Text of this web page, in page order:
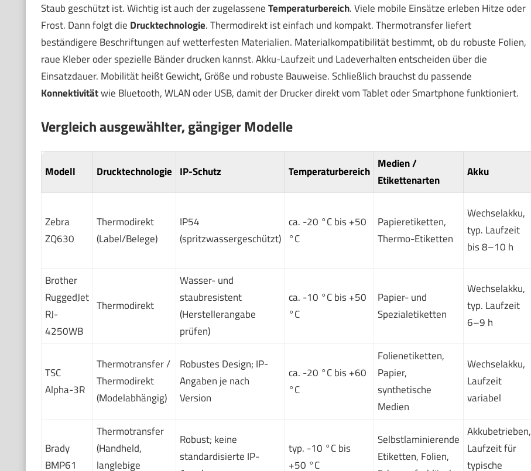
Staub geschützt ist. Wichtig ist auch der zugelasseneTemperaturbereich. Viele mobile Einsätze erleben Hitze oder
Frost. Dann folgt die Drucktechnologie. Thermodirekt ist einfach und kompakt. Thermotransfer liefert
beständigere Beschriftungen auf wetterfesten Materialien. Materialkompatibilität bestimmt, ob du robuste Folien,
raue Kleber oder spezielle Bänder drucken kannst. Akku-Laufzeit und Ladeverhalten entscheiden über die
Einsatzdauer. Mobilität heißt Gewicht, Größe und robuste Bauweise. Schließlich brauchst du passende
Konnektivitätwie Bluetooth, WLAN oder USB, damit der Drucker direkt vom Tablet oder Smartphone funktioniert.
Vergleich ausgewählter, gängiger Modelle
Modell Drucktechnologie IP-Schutz Temperaturbereich
Medien /
Etikettenarten
Akku
Zebra
ZQ630
Thermodirekt
(Label/Belege)
IP54
(spritzwassergeschützt)
ca. -20 °C bis +50
°C
Papieretiketten,
Thermo-Etiketten
Wechselakku,
typ. Laufzeit
bis 8–10 h
Brother
RuggedJet
RJ-
4250WB
Thermodirekt
Wasser- und
staubresistent
(Herstellerangabe
prüfen)
ca. -10 °C bis +50
°C
Papier- und
Spezialetiketten
Wechselakku,
typ. Laufzeit
6–9 h
TSC
Alpha-3R
Thermotransfer /
Thermodirekt
(Modelabhängig)
Robustes Design; IP-
Angaben je nach
Version
ca. -20 °C bis +60
°C
Folienetiketten,
Papier,
synthetische
Medien
Wechselakku,
Laufzeit
variabel
Brady
BMP61
Thermotransfer
(Handheld,
langlebige
Robust; keine
standardisierte IP-
typ. -10 °C bis
+50 °C
Selbstlaminierende
Etiketten, Folien,
Akkubetrieben,
Laufzeit für
typische